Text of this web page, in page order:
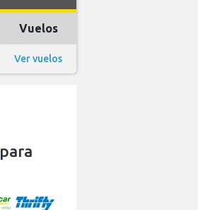
Vuelos
Ver vuelos
para